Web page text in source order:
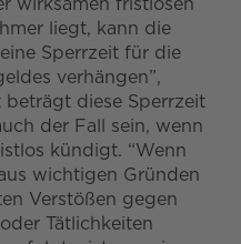
liegt, kann die
Sperrzeit für die
verhängen”,
beträgt diese Sperrzeit
der Fall sein, wenn
kündigt. “Wenn
wichtigen Gründen
Verstößen gegen
Tätlichkeiten